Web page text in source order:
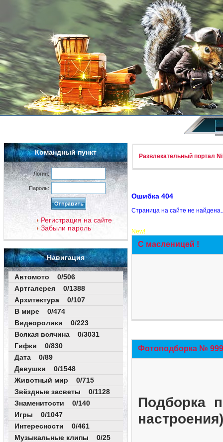
Командный пункт
Логин:
Пароль:
Регистрация на сайте
Забыли пароль
Навигация
Автомото 0/506
Артгалерея 0/1388
Архитектура 0/107
В мире 0/474
Видеоролики 0/223
Всякая всячина 0/3031
Гифки 0/830
Дата 0/89
Девушки 0/1548
Животный мир 0/715
Звёздные засветы 0/1128
Знаменитости 0/140
Игры 0/1047
Интересности 0/461
Музыкальные клипы 0/25
Развлекательный портал
Ошибка 404
Страница на сайте не
New!
С масленицей !
Фотоподборка №
Подборка